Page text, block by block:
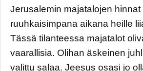
Jerusalemin majatalojen
ruuhkaisimpana aikana heille
Tässä tilanteessa majatalot
vaarallisia. Olihan äskeinen
valittu salaa. Jeesus osasi jo